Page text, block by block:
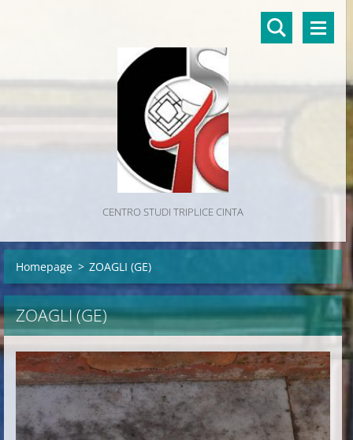
CENTRO STUDI TRIPLICE CINTA
Homepage > ZOAGLI (GE)
ZOAGLI (GE)